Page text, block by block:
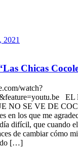
2021
Chicas
watch?
NO SE VE DE
en los que me
difícil, que cuando
de cambiar cómo
[…]